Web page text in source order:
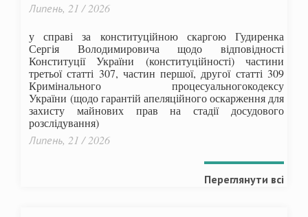
Липень, 21 / 2026
у справі за конституційною скаргою Гудиренка
Сергія Володимировича щодо відповідності
Конституції України (конституційності) частини
третьої статті 307, частин першої, другої статті 309
Кримінального процесуальногокодексу
України (щодо гарантій апеляційного оскарження для
захисту майнових прав на стадії досудового
розслідування)
Липень, 21 / 2026
Переглянути всі